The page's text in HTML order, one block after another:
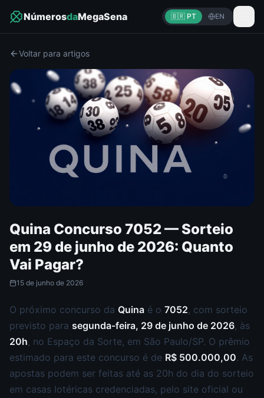
NúmerosdaMegaSena 🇧🇷 PT EN
Voltar para artigos
Quina Concurso 7052 — Sorteio
em 29 de junho de 2026: Quanto
Vai Pagar?
15 de junho de 2026
O próximo concurso da Quina é o 7052, com sorteio
previsto para segunda-feira, 29 de junho de 2026, às
20h, no Espaço da Sorte, em São Paulo/SP. O prêmio
estimado para este concurso é de R$ 500.000,00. As
apostas podem ser feitas até as 20h do dia do sorteio
em casas lotéricas credenciadas, pelo site oficial ou